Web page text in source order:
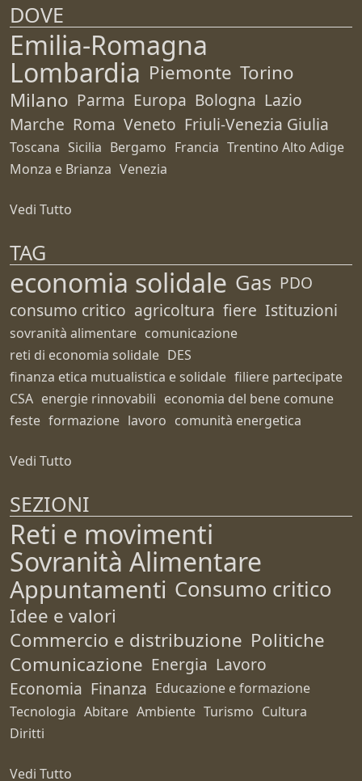
DOVE
Emilia-Romagna
Lombardia Piemonte Torino
Milano Parma Europa Bologna Lazio
Marche Roma Veneto Friuli-Venezia Giulia
Toscana Sicilia Bergamo Francia Trentino Alto Adige
Monza e Brianza Venezia
Vedi Tutto
TAG
economia solidale Gas PDO
consumo critico agricoltura fiere Istituzioni
sovranità alimentare comunicazione
reti di economia solidale DES
finanza etica mutualistica e solidale filiere partecipate
CSA energie rinnovabili economia del bene comune
feste formazione lavoro comunità energetica
Vedi Tutto
SEZIONI
Reti e movimenti
Sovranità Alimentare
Appuntamenti Consumo critico
Idee e valori
Commercio e distribuzione Politiche
Comunicazione Energia Lavoro
Economia Finanza Educazione e formazione
Tecnologia Abitare Ambiente Turismo Cultura
Diritti
Vedi Tutto